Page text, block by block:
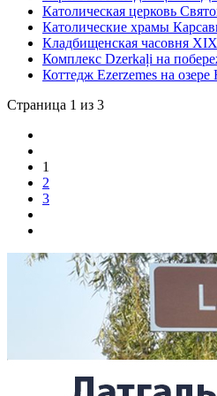
Католическая церковь
Католические храмы
Кладбищенская часовня
Комплекс Dzerkaļi на
Коттедж Ezerzemes на озере
Страница 1 из 3
1
2
3